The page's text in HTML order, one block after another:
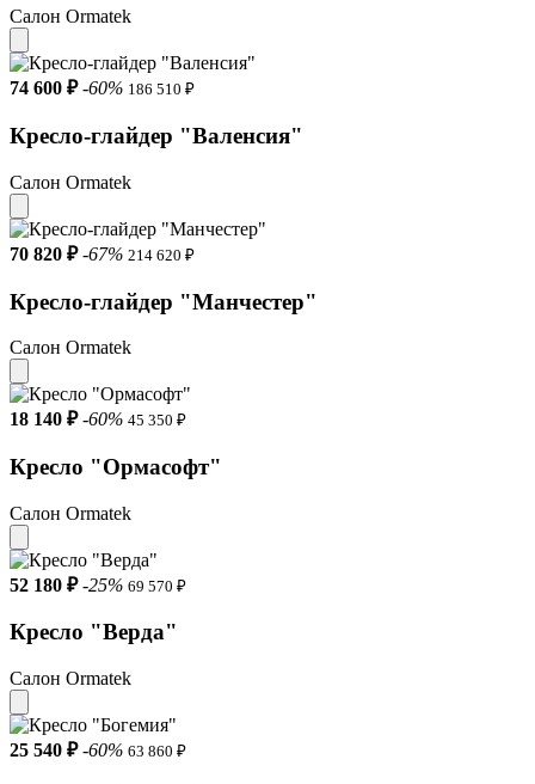
материалов: МДФ и фанера.
Опоры – дизайнерское решение, которое придает креслу
особый шарм. Наши опоры – это массив бука в цвете Венге.
Салон Ormatek
74 600 ₽ -60% 186 510 ₽
Кресло-глайдер "Валенсия"
Салон Ormatek
70 820 ₽ -67% 214 620 ₽
Кресло-глайдер "Манчестер"
Салон Ormatek
18 140 ₽ -60% 45 350 ₽
Кресло "Ормасофт"
Салон Ormatek
52 180 ₽ -25% 69 570 ₽
Кресло "Верда"
Салон Ormatek
25 540 ₽ -60% 63 860 ₽